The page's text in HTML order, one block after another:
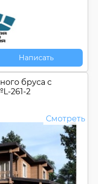
Написать
бруса c
L-261-2
Смотреть